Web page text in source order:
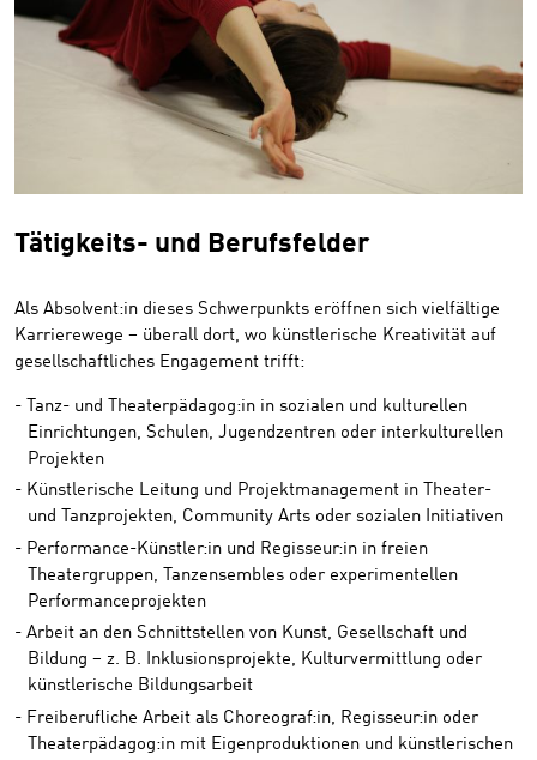
Tätigkeits- und Berufsfelder
Als Absolvent:in dieses Schwerpunkts eröffnen sich vielfältige
Karrierewege – überall dort, wo künstlerische Kreativität auf
gesellschaftliches Engagement trifft:
Tanz- und Theaterpädagog:in in sozialen und kulturellen
Einrichtungen, Schulen, Jugendzentren oder interkulturellen
Projekten
Künstlerische Leitung und Projektmanagement in Theater-
und Tanzprojekten, Community Arts oder sozialen Initiativen
Performance-Künstler:in und Regisseur:in in freien
Theatergruppen, Tanzensembles oder experimentellen
Performanceprojekten
Arbeit an den Schnittstellen von Kunst, Gesellschaft und
Bildung – z. B. Inklusionsprojekte, Kulturvermittlung oder
künstlerische Bildungsarbeit
Freiberufliche Arbeit als Choreograf:in, Regisseur:in oder
Theaterpädagog:in mit Eigenproduktionen und künstlerischen